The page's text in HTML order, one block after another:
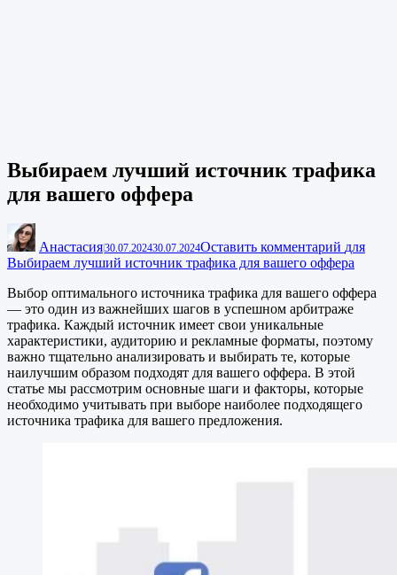
Выбираем лучший источник трафика
для вашего оффера
Анастасия30.07.202430.07.2024Оставить комментарий для
Выбираем лучший источник трафика для вашего оффера
Выбор оптимального источника трафика для вашего оффера
— это один из важнейших шагов в успешном арбитраже
трафика. Каждый источник имеет свои уникальные
характеристики, аудиторию и рекламные форматы, поэтому
важно тщательно анализировать и выбирать те, которые
наилучшим образом подходят для вашего оффера. В этой
статье мы рассмотрим основные шаги и факторы, которые
необходимо учитывать при выборе наиболее подходящего
источника трафика для вашего предложения.